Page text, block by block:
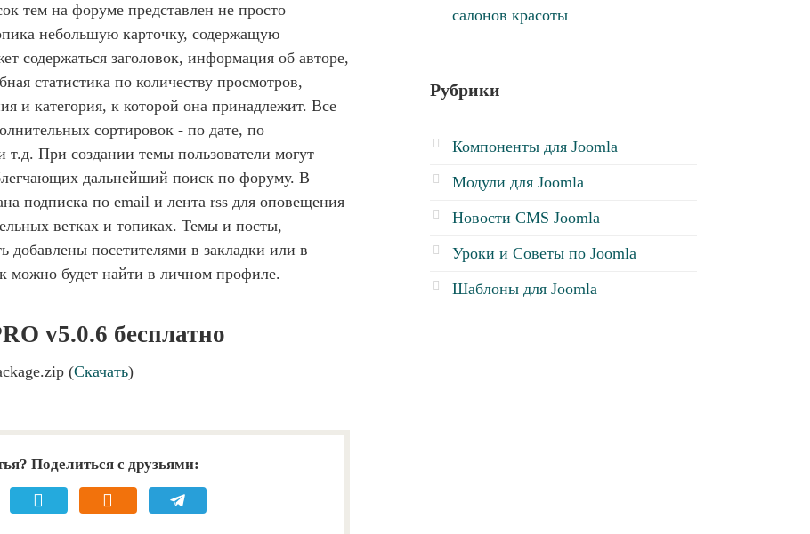
тем на форуме представлен не просто
небольшую карточку, содержащую
содержаться заголовок, информация об авторе,
статистика по количеству просмотров,
и категория, к которой она принадлежит. Все
сортировок - по дате, по
т.д. При создании темы пользователи могут
дальнейший поиск по форуму. В
подписка по email и лента rss для оповещения
ветках и топиках. Темы и посты,
посетителями в закладки или в
можно будет найти в личном профиле.
v5.0.6 бесплатно
(Скачать)
Поделиться с друзьями:
салонов красоты
Рубрики
Компоненты для Joomla
Модули для Joomla
Новости CMS Joomla
Уроки и Советы по Joomla
Шаблоны для Joomla